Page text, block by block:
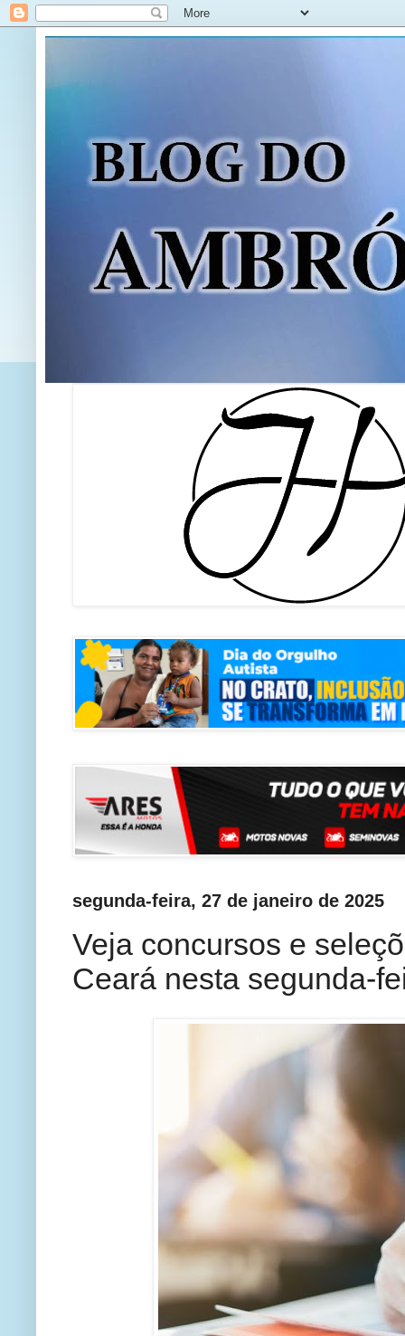
segunda-feira, 27 de janeiro de 2025
Veja concursos e
Ceará nesta segunda-